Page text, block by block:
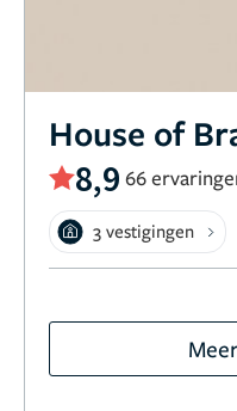
House of
8,9 66
3 vestigingen